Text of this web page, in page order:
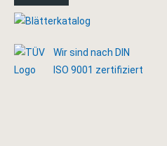
Wir sind nach DIN
ISO 9001 zertifiziert